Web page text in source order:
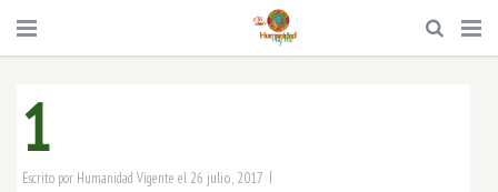
1
Escrito por Humanidad Vigente el 26 julio, 2017 |